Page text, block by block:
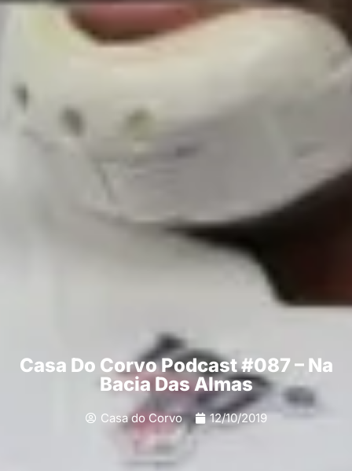
Casa Do Corvo Podcast #087 – Na
Bacia Das Almas
Casa do Corvo 12/10/2019